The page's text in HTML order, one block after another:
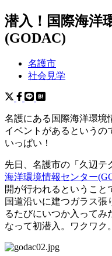
潜入！国際海洋
(GODAC)
名護市
社会見学
名護にある国際海洋環境
イベントがあるというの
いっぱい！
先日、名護市の「久辺テ
海洋環境情報センター
開が行われるということ
国道沿いに建つガラス張
るたびにいつか入ってみ
なって初潜入。ワクワク。